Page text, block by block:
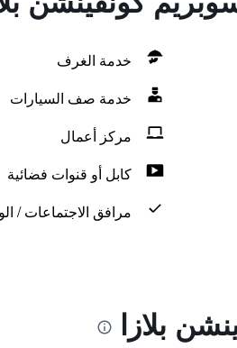
خدمة الغرف
خدمة صف السيارات
مركز أعمال
كابل أو قنوات فضائية
مرافق الاجتماعات /
بلازا